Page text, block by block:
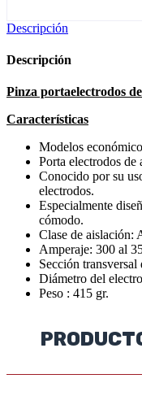
Descripción
Descripción
Pinza portaelectrodos
Características
Modelos
Porta electrodos de
Conocido por su
electrodos.
Especialmente
cómodo.
Clase de aislación:
Amperaje: 300 al
Sección
Diámetro del
Peso : 415 gr.